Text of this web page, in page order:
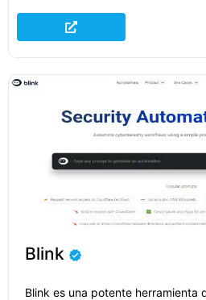
Blink
Blink es una potente herramienta